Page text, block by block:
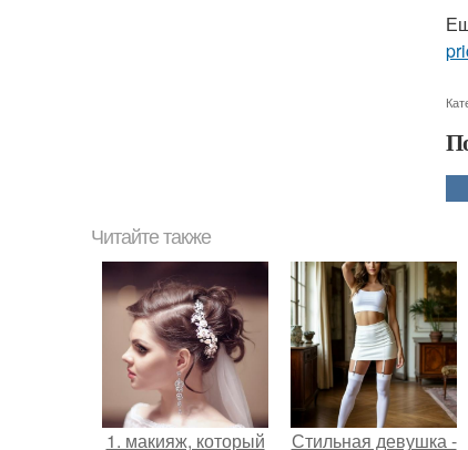
Читайте также
1. макияж, который
Стильная девушка -